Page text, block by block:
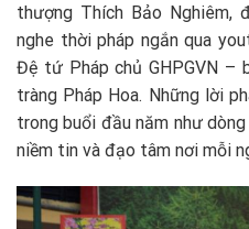
thượng Thích Bảo Nghiêm,
nghe thời pháp ngắn qua
Đệ tứ Pháp chủ GHPGVN –
tràng Pháp Hoa. Những lời
trong buổi đầu năm như
niềm tin và đạo tâm nơi mỗi